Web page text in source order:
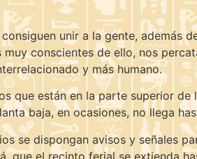
unir a la gente, además
conscientes de ello, nos
y más humano.
que están en la parte superior de
baja, en ocasiones, no llega
se dispongan avisos y señales
que el recinto ferial se extienda